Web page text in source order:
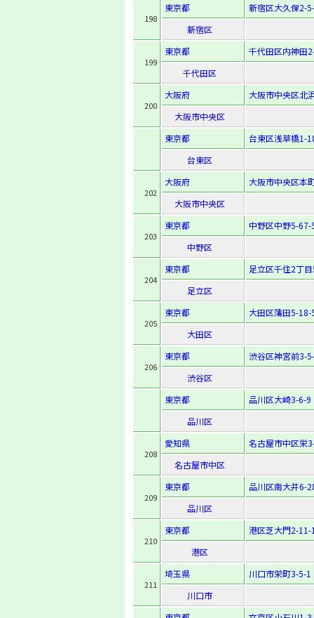
198
東京都
新宿区大久保2-
新宿区
199
東京都
千代田区内神田
千代田区
200
大阪府
大阪市中央区北
大阪市中央区
東京都
台東区浅草橋1-
台東区
202
大阪府
大阪市中央区本
大阪市中央区
203
東京都
中野区中野5-67-
中野区
204
東京都
足立区千住2丁
足立区
205
東京都
大田区蒲田5-18-
大田区
206
東京都
渋谷区神宮前3-
渋谷区
東京都
品川区大崎3-6-9
品川区
208
愛知県
名古屋市中区栄
名古屋市中区
209
東京都
品川区南大井6-
品川区
210
東京都
港区芝大門2-11-
港区
211
埼玉県
川口市栄町3-5-1
川口市